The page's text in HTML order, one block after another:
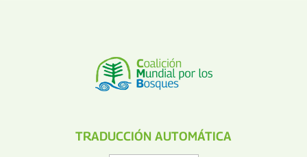
TRADUCCIÓN AUTOMÁTICA